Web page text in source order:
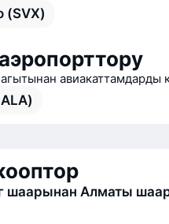
(SVX)
авиакаттамдарды
шаарынан Алматы